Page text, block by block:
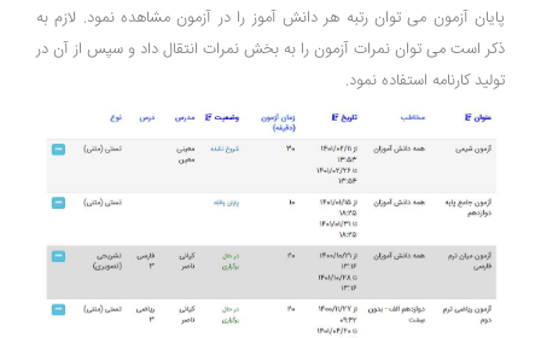
پایان آزمون می توان رتبه هر دانش آموز را در آزمون مشاهده نمود. لازم به
ذکر است می توان نمرات آزمون را به بخش نمرات انتقال داد و سپس از آن در
تولید کارنامه استفاده نمود.